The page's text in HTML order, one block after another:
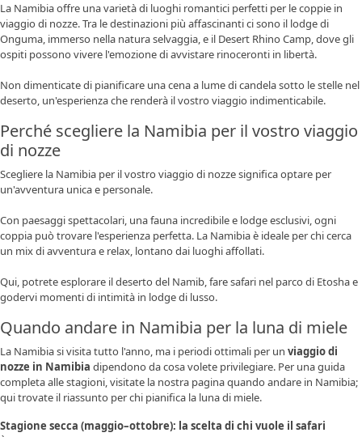
La Namibia offre una varietà di luoghi romantici perfetti per le coppie in
viaggio di nozze. Tra le destinazioni più affascinanti ci sono il lodge di
Onguma, immerso nella natura selvaggia, e il Desert Rhino Camp, dove gli
ospiti possono vivere l'emozione di avvistare rinoceronti in libertà.
Non dimenticate di pianificare una cena a lume di candela sotto le stelle nel
deserto, un'esperienza che renderà il vostro viaggio indimenticabile.
Perché scegliere la Namibia per il vostro viaggio
di nozze
Scegliere la Namibia per il vostro viaggio di nozze significa optare per
un'avventura unica e personale.
Con paesaggi spettacolari, una fauna incredibile e lodge esclusivi, ogni
coppia può trovare l'esperienza perfetta. La Namibia è ideale per chi cerca
un mix di avventura e relax, lontano dai luoghi affollati.
Qui, potrete esplorare il deserto del Namib, fare safari nel parco di Etosha e
godervi momenti di intimità in lodge di lusso.
Quando andare in Namibia per la luna di miele
La Namibia si visita tutto l'anno, ma i periodi ottimali per un viaggio di
nozze in Namibia dipendono da cosa volete privilegiare. Per una guida
completa alle stagioni, visitate la nostra paginaquando andare in Namibia;
qui trovate il riassunto per chi pianifica la luna di miele.
Stagione secca (maggio–ottobre): la scelta di chi vuole il safari